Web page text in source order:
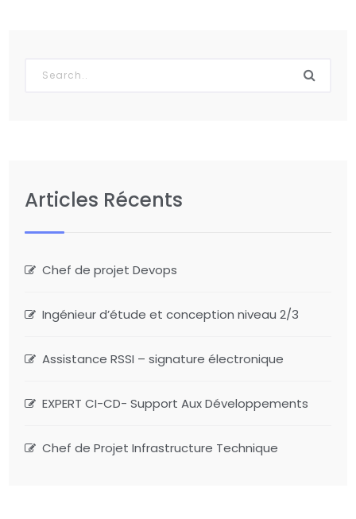
Articles Récents
Chef de projet Devops
Ingénieur d’étude et conception niveau 2/3
Assistance RSSI – signature électronique
EXPERT CI-CD- Support Aux Développements
Chef de Projet Infrastructure Technique